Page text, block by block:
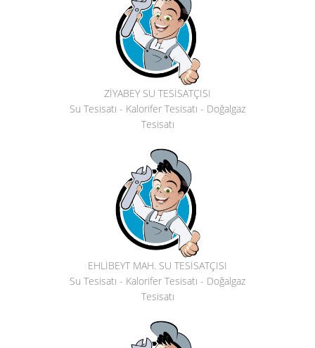
ZİYABEY SU TESİSATÇISI
Su Tesisatı - Kalorifer Tesisatı - Doğalgaz
Tesisatı
EHLİBEYT MAH. SU TESİSATÇISI
Su Tesisatı - Kalorifer Tesisatı - Doğalgaz
Tesisatı